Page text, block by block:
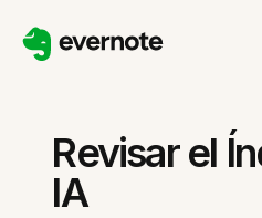
Revisar el
IA